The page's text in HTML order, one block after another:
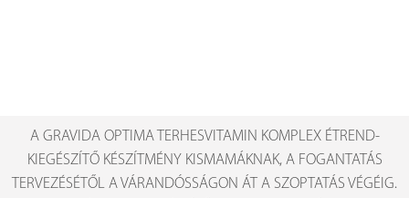
A GRAVIDA OPTIMA TERHESVITAMIN KOMPLEX ÉTREND-
KIEGÉSZÍTŐ KÉSZÍTMÉNY KISMAMÁKNAK, A FOGANTATÁS
TERVEZÉSÉTŐL A VÁRANDÓSSÁGON ÁT A SZOPTATÁS VÉGÉIG.